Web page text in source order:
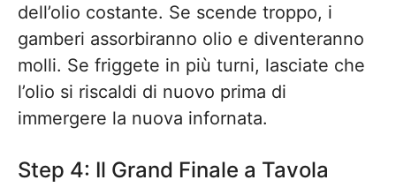
dell’olio costante. Se scende troppo, i
gamberi assorbiranno olio e diventeranno
molli. Se friggete in più turni, lasciate che
l’olio si riscaldi di nuovo prima di
immergere la nuova infornata.
Step 4: Il Grand Finale a Tavola